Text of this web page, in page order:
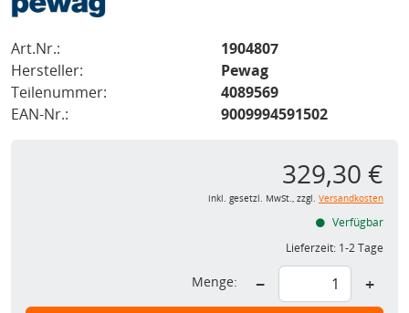
Art.Nr.:
1904807
Hersteller:
Pewag
Teilenummer:
4089569
EAN-Nr.:
9009994591502
329,30 €
inkl. gesetzl. MwSt., zzgl. Versandkosten
Verfügbar
Lieferzeit: 1-2 Tage
Menge: − +